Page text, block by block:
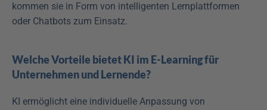
kommen sie in Form von intelligenten Lernplattformen
oder Chatbots zum Einsatz.
Welche Vorteile bietet KI im E-Learning für
Unternehmen und Lernende?
KI ermöglicht eine individuelle Anpassung von